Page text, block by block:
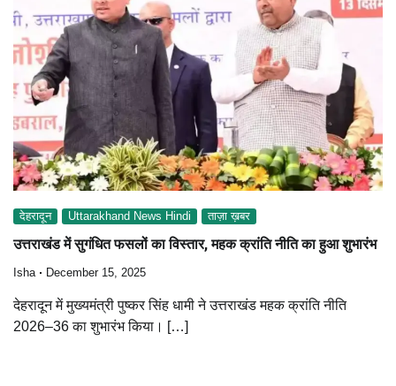
देहरादून Uttarakhand News Hindi ताज़ा ख़बर
उत्तराखंड में सुगंधित फसलों का विस्तार, महक क्रांति नीति का हुआ शुभारंभ
Isha December 15, 2025
देहरादून में मुख्यमंत्री पुष्कर सिंह धामी ने उत्तराखंड महक क्रांति नीति
2026–36 का शुभारंभ किया। […]